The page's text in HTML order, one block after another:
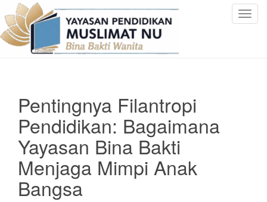
T
Pentingnya Filantropi
Pendidikan: Bagaimana
Yayasan Bina Bakti
Menjaga Mimpi Anak
Bangsa